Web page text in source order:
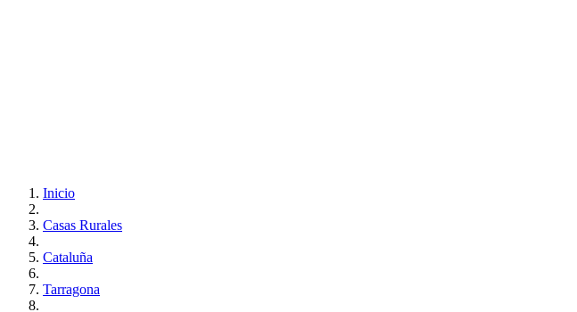
Inicio
Casas Rurales
Cataluña
Tarragona